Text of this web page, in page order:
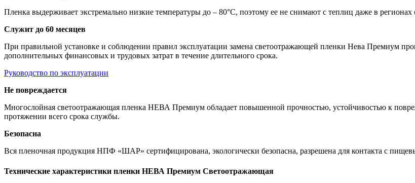
Пленка выдерживает экстремально низкие температуры до – 80°С, поэтому ее не снимают с теплиц даже в
Служит до 60 месяцев
При правильной установке и соблюдении правил эксплуатации замена светоотражающей пленки Нева Премиум
дополнительных финансовых и трудовых затрат в течение длительного срока.
Руководство по эксплуатации
Не повреждается
Многослойная светоотражающая пленка НЕВА Премиум обладает повышенной прочностью, устойчивостью к
протяжении всего срока службы.
Безопасна
Вся пленочная продукция НПФ «ШАР» сертифицирована, экологически безопасна, разрешена для контакта с
Технические характеристики пленки НЕВА Премиум Светоотражающая